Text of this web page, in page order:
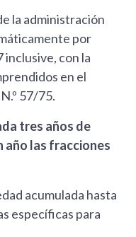
la administración
por
inclusive, con la
en el
57/75.
tres años de
año las fracciones
acumulada hasta
específicas para